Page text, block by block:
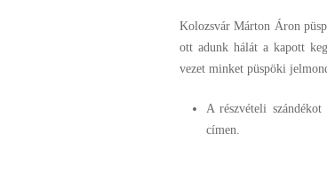
Kolozsvár Márton Áron
ott adunk hálát a kapott
vezet minket püspöki
A részvételi
címen.